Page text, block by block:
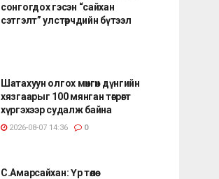
сонгогдох гэсэн “сайхан
сэтгэлт” улстөрчдийн бүтээл
Шатахуун олгох мөнгөн дүнгийн
хязгаарыг 100 мянган төгрөгт
хүргэхээр судалж байна
2026-08-07 14:36 0
С.Амарсайхан: Үр төлөө